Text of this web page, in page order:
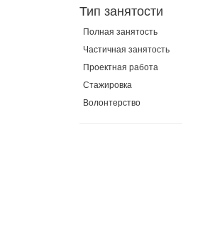
Тип занятости
Полная занятость
Частичная занятость
Проектная работа
Стажировка
Волонтерство